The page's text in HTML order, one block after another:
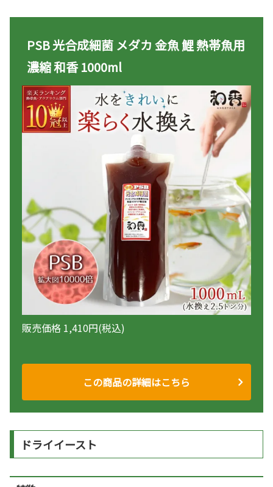
PSB 光合成細菌 メダカ 金魚 鯉 熱帯魚用
濃縮 和香 1000ml
販売価格 1,410円(税込)
この商品の詳細はこちら
ドライイースト